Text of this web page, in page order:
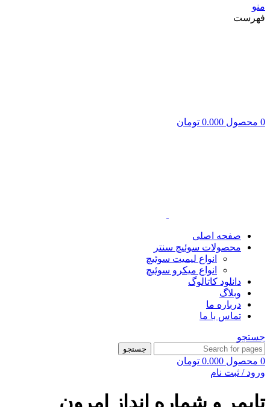
منو
فهرست
0 محصول 0.000 تومان
صفحه اصلی
محصولات سوئیچ سنتر
انواع لیمیت سوئیچ
انواع میکرو سوئیچ
دانلود کاتالوگ
وبلاگ
درباره ما
تماس با ما
جستجو
جستجو
0 محصول 0.000 تومان
ورود / ثبت نام
تایمر و شماره انداز امرون